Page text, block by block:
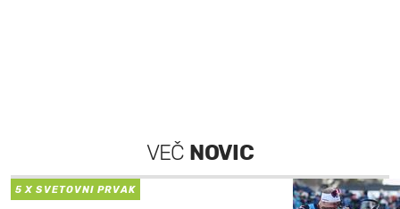
VEČ NOVIC
5 X SVETOVNI PRVAK